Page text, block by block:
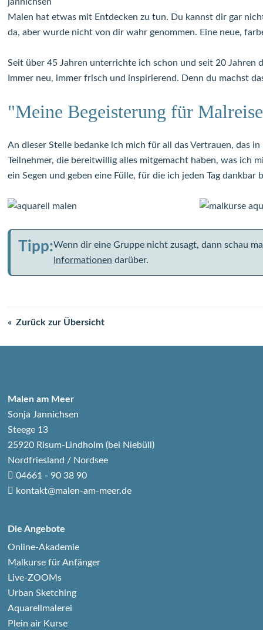
Malen hat etwas mit Entdecken zu tun. Du kannst dir gar
da, aber wurde nicht von dir wahr genommen. Eine neue,
Seit über 45 Jahren unterrichte ich schon und seit 20
Immer neu, immer frisch und inspirierend. Denn du machst
"Meine Begeisterung für
An dieser Stelle bedanke ich mich für all das Vertrauen, das
Teilnehmer, die bereitwillig alles mitgemacht haben, was ich
ein Segen und geben eine Fülle, für die ich jeden Tag dankbar
Tipp:Wenn dir eine Gruppe nicht zusagt, dann schau
Informationen darüber.
Zurück zur Übersicht
Malen am Meer
Sonja Jannichsen
Steege 13
25920 Risum-Lindholm (bei Niebüll)
Nordfriesland / Nordsee
04661 - 90 38 90
kontakt@malen-am-meer.de
Die Angebote
Online-Akademie
Malkurse für Anfänger
Live-ZOOMs
Urban Sketching
Aquarellmalerei
Plein air Kurse